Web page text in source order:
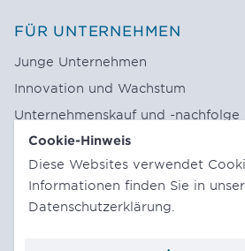
Cookie-Hinweis
Diese Websites verwendet
Informationen finden Sie in
Datenschutzerklärung
FÜR UNTERNEHMEN
Junge Unternehmen
Innovation und Wachstum
Unternehmenskauf und -nachfolge
Höhe des Finanzbedarfs
DOWNLOADS & PRESSE